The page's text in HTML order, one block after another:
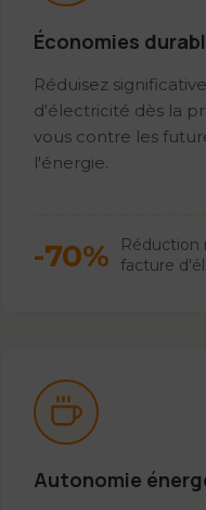
Économies
Réduisez
d'électricité dès la
vous contre les
l'énergie.
-70%
Réduction
facture
Autonomie